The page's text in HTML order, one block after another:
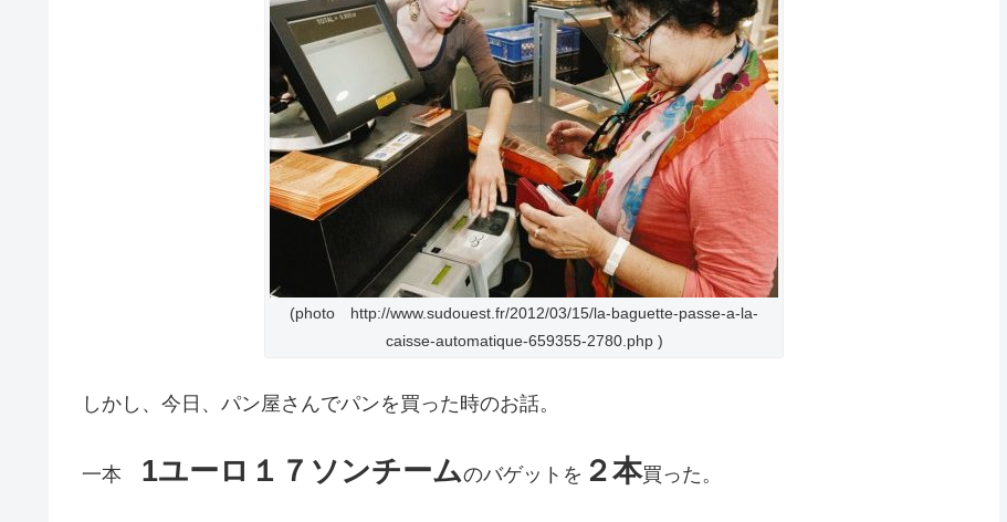
(photo http://www.sudouest.fr/2012/03/15/la-baguette-passe-a-la-
caisse-automatique-659355-2780.php )
しかし、今日、パン屋さんでパンを買った時のお話。
一本 1ユーロ１７ソンチームのバゲットを ２本買った。